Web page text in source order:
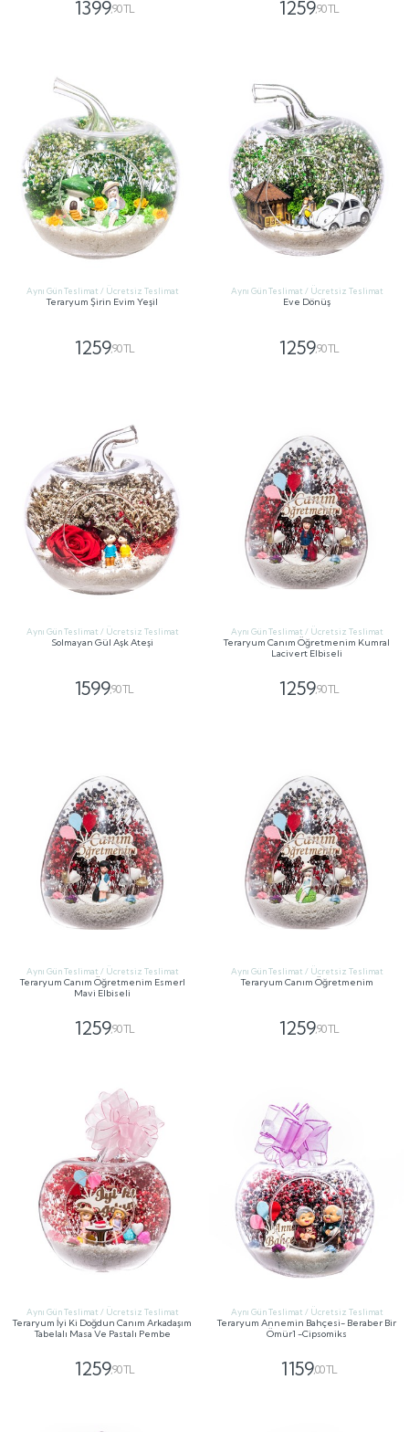
1399,90 TL 1259,90 TL
Aynı Gün Teslimat / Ücretsiz Teslimat
Teraryum Şirin Evim Yeşil
1259,90 TL
Aynı Gün Teslimat / Ücretsiz Teslimat
Eve Dönüş
1259,90 TL
Aynı Gün Teslimat / Ücretsiz Teslimat
Solmayan Gül Aşk Ateşi
1599,90 TL
Aynı Gün Teslimat / Ücretsiz Teslimat
Teraryum Canım Öğretmenim Kumral
Lacivert Elbiseli
1259,90 TL
Aynı Gün Teslimat / Ücretsiz Teslimat
Teraryum Canım Öğretmenim Esmerl
Mavi Elbiseli
1259,90 TL
Aynı Gün Teslimat / Ücretsiz Teslimat
Teraryum Canım Öğretmenim
1259,90 TL
Aynı Gün Teslimat / Ücretsiz Teslimat
Teraryum İyi Ki Doğdun Canım Arkadaşım
Tabelalı Masa Ve Pastalı Pembe
1259,90 TL
Aynı Gün Teslimat / Ücretsiz Teslimat
Teraryum Annemin Bahçesi- Beraber Bir
Ömür1 -Cipsomiks
1159,00 TL